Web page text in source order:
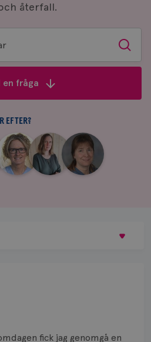
återfall.
Sök
en fråga
EFTER?
|
Maria
Edegran
|
Yvette
Andersson
fick jag genomgå en